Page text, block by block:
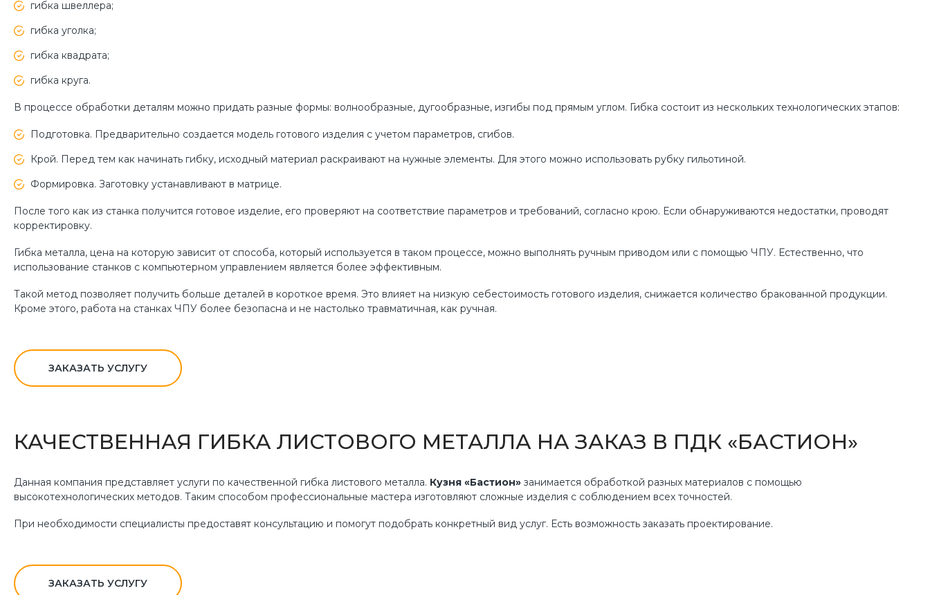
гибка швеллера;
гибка уголка;
гибка квадрата;
гибка круга.
В процессе обработки деталям можно придать разные формы: волнообразные, дугообразные, изгибы под прямым углом. Гибка состоит из нескольких технологических этапов:
Подготовка. Предварительно создается модель готового изделия с учетом параметров, сгибов.
Крой. Перед тем как начинать гибку, исходный материал раскраивают на нужные элементы. Для этого можно использовать рубку гильотиной.
Формировка. Заготовку устанавливают в матрице.
После того как из станка получится готовое изделие, его проверяют на соответствие параметров и требований, согласно крою. Если обнаруживаются недостатки, проводят
корректировку.
Гибка металла, цена на которую зависит от способа, который используется в таком процессе, можно выполнять ручным приводом или с помощью ЧПУ. Естественно, что
использование станков с компьютерном управлением является более эффективным.
Такой метод позволяет получить больше деталей в короткое время. Это влияет на низкую себестоимость готового изделия, снижается количество бракованной продукции.
Кроме этого, работа на станках ЧПУ более безопасна и не настолько травматичная, как ручная.
ЗАКАЗАТЬ УСЛУГУ
КАЧЕСТВЕННАЯ ГИБКА ЛИСТОВОГО МЕТАЛЛА НА ЗАКАЗ В ПДК «БАСТИОН»
Данная компания представляет услуги по качественной гибка листового металла. Кузня «Бастион» занимается обработкой разных материалов с помощью
высокотехнологических методов. Таким способом профессиональные мастера изготовляют сложные изделия с соблюдением всех точностей.
При необходимости специалисты предоставят консультацию и помогут подобрать конкретный вид услуг. Есть возможность заказать проектирование.
ЗАКАЗАТЬ УСЛУГУ